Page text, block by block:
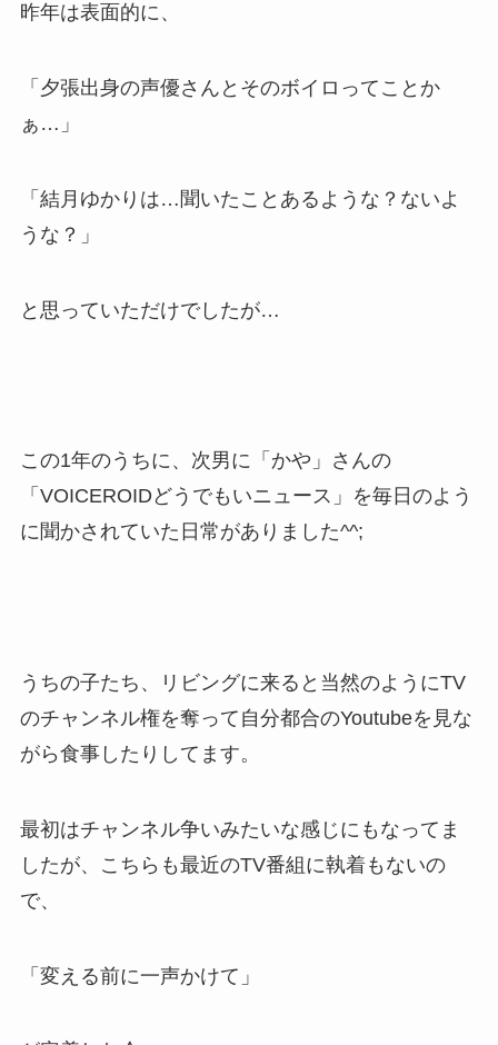
昨年は表面的に、
「夕張出身の声優さんとそのボイロってことか
ぁ…」
「結月ゆかりは…聞いたことあるような？ないよ
うな？」
と思っていただけでしたが…
この1年のうちに、次男に「かや」さんの
「VOICEROIDどうでもいニュース」を毎日のよう
に聞かされていた日常がありました^^;
うちの子たち、リビングに来ると当然のようにTV
のチャンネル権を奪って自分都合のYoutubeを見な
がら食事したりしてます。
最初はチャンネル争いみたいな感じにもなってま
したが、こちらも最近のTV番組に執着もないの
で、
「変える前に一声かけて」